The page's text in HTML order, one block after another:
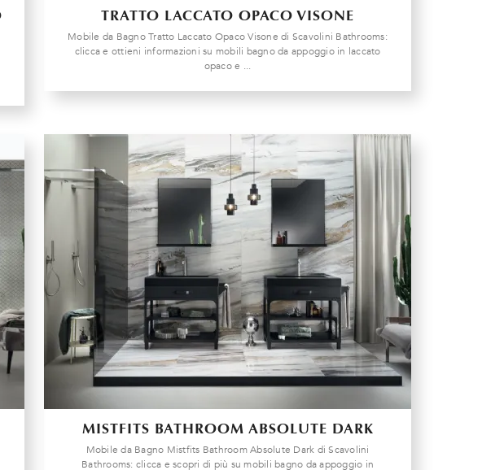
TRATTO LACCATO OPACO VISONE
Mobile da Bagno Tratto Laccato Opaco Visone di Scavolini Bathrooms:
clicca e ottieni informazioni su mobili bagno da appoggio in laccato
opaco e ...
MISTFITS BATHROOM ABSOLUTE DARK
Mobile da Bagno Mistfits Bathroom Absolute Dark di Scavolini
Bathrooms: clicca e scopri di più su mobili bagno da appoggio in